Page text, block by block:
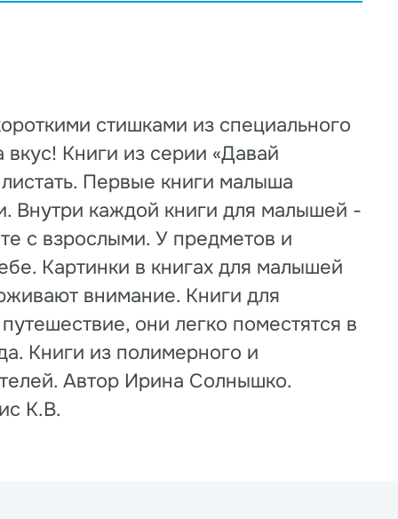
стишками из специального
Книги из серии «Давай
Первые книги малыша
Внутри каждой книги для малышей -
с взрослыми. У предметов и
Картинки в книгах для малышей
внимание. Книги для
они легко поместятся в
Книги из полимерного и
Автор Ирина Солнышко.
К.В.